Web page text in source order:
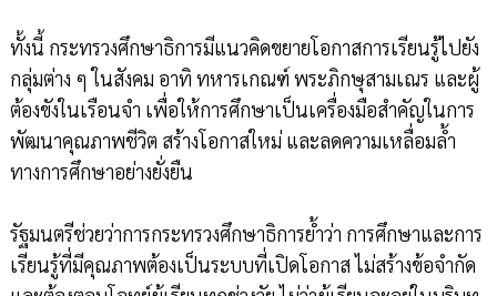
ทั้งนี้ กระทรวงศึกษาธิการมีแนวคิดขยายโอกาสการเรียนรู้ไปยัง
กลุ่มต่าง ๆ ในสังคม อาทิ ทหารเกณฑ์ พระภิกษุสามเณร และผู้
ต้องขังในเรือนจำ เพื่อให้การศึกษาเป็นเครื่องมือสำคัญในการ
พัฒนาคุณภาพชีวิต สร้างโอกาสใหม่ และลดความเหลื่อมล้ำ
ทางการศึกษาอย่างยั่งยืน
รัฐมนตรีช่วยว่าการกระทรวงศึกษาธิการย้ำว่า การศึกษาและการ
เรียนรู้ที่มีคุณภาพต้องเป็นระบบที่เปิดโอกาส ไม่สร้างข้อจำกัด